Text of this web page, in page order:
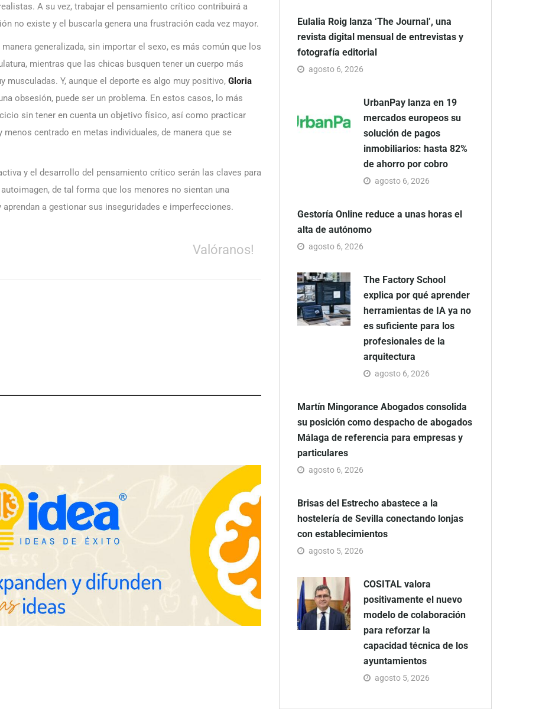
A su vez, trabajar el pensamiento crítico contribuirá a
no existe y el buscarla genera una frustración cada vez mayor.
generalizada, sin importar el sexo, es más común que los
mientras que las chicas busquen tener un cuerpo más
musculadas. Y, aunque el deporte es algo muy positivo, Gloria
obsesión, puede ser un problema. En estos casos, lo más
sin tener en cuenta un objetivo físico, así como practicar
centrado en metas individuales, de manera que se
y el desarrollo del pensamiento crítico serán las claves para
de tal forma que los menores no sientan una
a gestionar sus inseguridades e imperfecciones.
Valóranos!
Gestoría Online reduce a unas
horas el alta de autónomo
Eulalia Roig lanza ‘The Journal’, una
revista digital mensual de entrevistas y
fotografía editorial
agosto 6, 2026
UrbanPay lanza en 19
mercados europeos su
solución de pagos
inmobiliarios: hasta 82%
de ahorro por cobro
agosto 6, 2026
Gestoría Online reduce a unas horas el
alta de autónomo
agosto 6, 2026
The Factory School
explica por qué aprender
herramientas de IA ya no
es suficiente para los
profesionales de la
arquitectura
agosto 6, 2026
Martín Mingorance Abogados consolida
su posición como despacho de abogados
Málaga de referencia para empresas y
particulares
agosto 6, 2026
Brisas del Estrecho abastece a la
hostelería de Sevilla conectando lonjas
con establecimientos
agosto 5, 2026
COSITAL valora
positivamente el nuevo
modelo de colaboración
para reforzar la
capacidad técnica de los
ayuntamientos
agosto 5, 2026